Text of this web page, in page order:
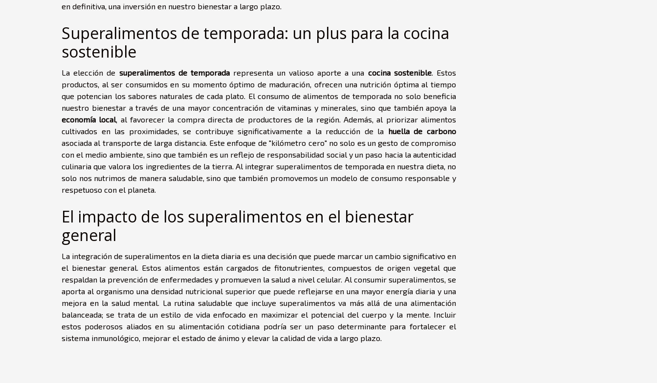
en definitiva, una inversión en nuestro bienestar a largo plazo.
Superalimentos de temporada: un plus para la cocina
sostenible
La elección de superalimentos de temporada representa un valioso aporte a una cocina sostenible. Estos
productos, al ser consumidos en su momento óptimo de maduración, ofrecen una nutrición óptima al tiempo
que potencian los sabores naturales de cada plato. El consumo de alimentos de temporada no solo beneficia
nuestro bienestar a través de una mayor concentración de vitaminas y minerales, sino que también apoya la
economía local, al favorecer la compra directa de productores de la región. Además, al priorizar alimentos
cultivados en las proximidades, se contribuye significativamente a la reducción de la huella de carbono
asociada al transporte de larga distancia. Este enfoque de "kilómetro cero" no solo es un gesto de compromiso
con el medio ambiente, sino que también es un reflejo de responsabilidad social y un paso hacia la autenticidad
culinaria que valora los ingredientes de la tierra. Al integrar superalimentos de temporada en nuestra dieta, no
solo nos nutrimos de manera saludable, sino que también promovemos un modelo de consumo responsable y
respetuoso con el planeta.
El impacto de los superalimentos en el bienestar
general
La integración de superalimentos en la dieta diaria es una decisión que puede marcar un cambio significativo en
el bienestar general. Estos alimentos están cargados de fitonutrientes, compuestos de origen vegetal que
respaldan la prevención de enfermedades y promueven la salud a nivel celular. Al consumir superalimentos, se
aporta al organismo una densidad nutricional superior que puede reflejarse en una mayor energía diaria y una
mejora en la salud mental. La rutina saludable que incluye superalimentos va más allá de una alimentación
balanceada; se trata de un estilo de vida enfocado en maximizar el potencial del cuerpo y la mente. Incluir
estos poderosos aliados en su alimentación cotidiana podría ser un paso determinante para fortalecer el
sistema inmunológico, mejorar el estado de ánimo y elevar la calidad de vida a largo plazo.